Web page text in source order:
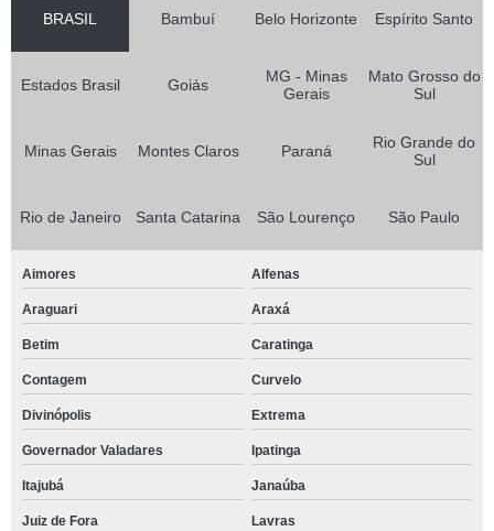
BRASIL Bambuí Belo Horizonte Espírito Santo
Estados Brasil Goiás
MG - Minas
Gerais
Mato Grosso do
Sul
Minas Gerais Montes Claros Paraná
Rio Grande do
Sul
Rio de Janeiro Santa Catarina São Lourenço São Paulo
Aimores Alfenas
Araguari Araxá
Betim Caratinga
Contagem Curvelo
Divinópolis Extrema
Governador Valadares Ipatinga
Itajubá Janaúba
Juiz de Fora Lavras